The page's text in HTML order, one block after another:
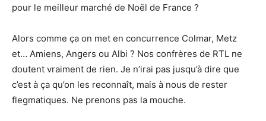
pour le meilleur marché de Noël de France ?
Alors comme ça on met en concurrence Colmar, Metz
et… Amiens, Angers ou Albi ? Nos confrères de RTL ne
doutent vraiment de rien. Je n’irai pas jusqu’à dire que
c’est à ça qu’on les reconnaît, mais à nous de rester
flegmatiques. Ne prenons pas la mouche.